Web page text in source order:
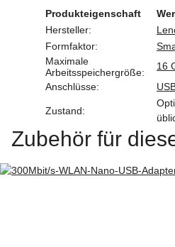
Produkteigenschaft
Hersteller:
Formfaktor:
Maximale
Arbeitsspeichergröße:
16
Anschlüsse:
Zustand:
Zubehör für